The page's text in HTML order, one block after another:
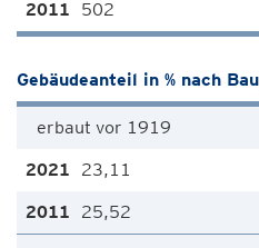
502
Gebäudeanteil in % nach
erbaut vor 1919
23,11
25,52